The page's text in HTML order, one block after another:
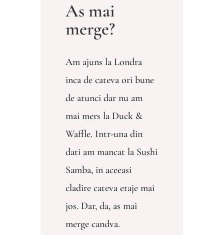
As mai
merge?
Am ajuns la Londra
inca de cateva ori bune
de atunci dar nu am
mai mers la Duck &
Waffle. Intr-una din
dati am mancat la Sushi
Samba, in aceeasi
cladire cateva etaje mai
jos. Dar, da, as mai
merge candva.